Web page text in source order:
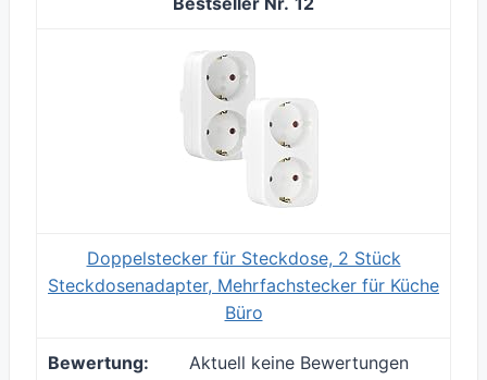
Doppelstecker für Steckdose, 2 Stück
Steckdosenadapter, Mehrfachstecker für Küche
Büro
Aktuell keine Bewertungen